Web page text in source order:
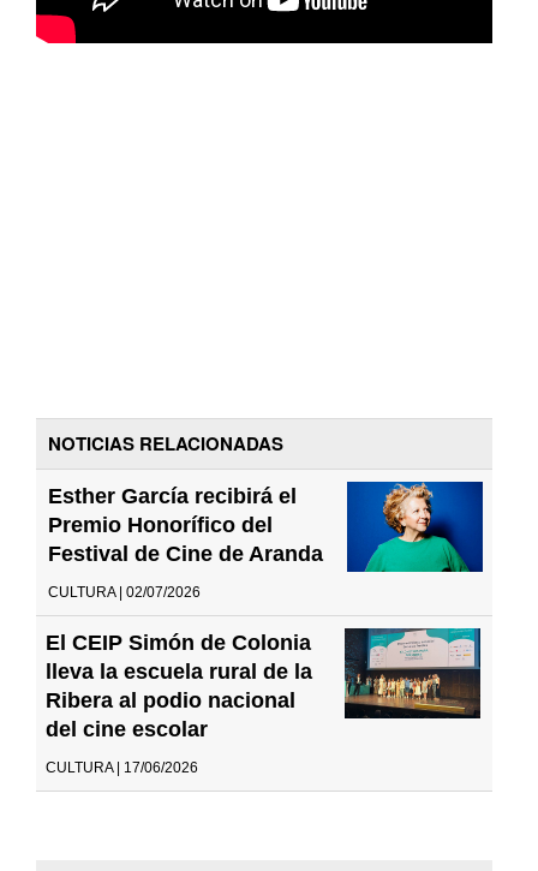
NOTICIAS RELACIONADAS
Esther García recibirá el
Premio Honorífico del
Festival de Cine de Aranda
CULTURA | 02/07/2026
El CEIP Simón de Colonia
lleva la escuela rural de la
Ribera al podio nacional
del cine escolar
CULTURA | 17/06/2026